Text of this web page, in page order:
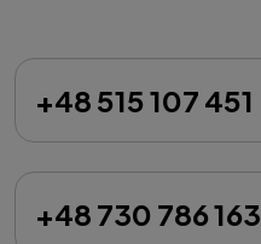
+48 515 107 451
+48 730 786 163